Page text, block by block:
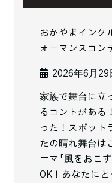
おかやまインク
ォーマンスコン
2026年6月29
家族で舞台に立
るコントがある
った！スポット
たの晴れ舞台は
ーマ「風をおこ
OK！あなたにと